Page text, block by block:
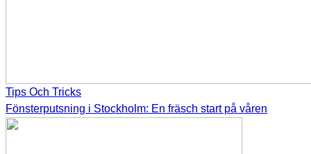
Tips Och Tricks
Fönsterputsning i Stockholm: En fräsch start på våren